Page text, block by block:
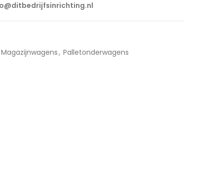
Magazijnwagens, Palletonderwagens